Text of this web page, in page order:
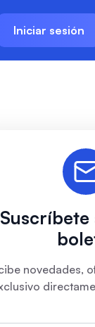
Iniciar sesión
Suscríbete
novedades,